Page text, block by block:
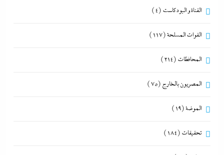
القناة و البودكاست (4)
القوات المسلحة(117)
المحافظات (214)
المصريون بالخارج (75)
الموضة(19)
تحقيقات (184)